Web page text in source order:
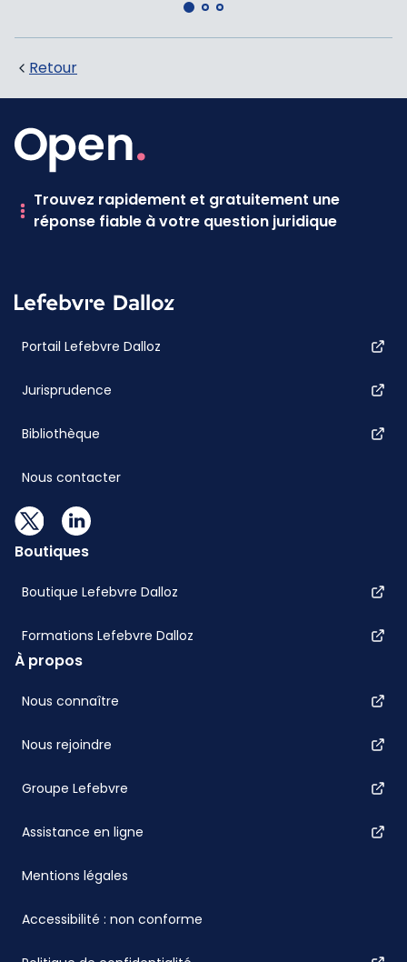
Retour
Trouvez rapidement et gratuitement une
réponse fiable à votre question juridique
Portail Lefebvre Dalloz
Jurisprudence
Bibliothèque
Nous contacter
Boutiques
Boutique Lefebvre Dalloz
Formations Lefebvre Dalloz
À propos
Nous connaître
Nous rejoindre
Groupe Lefebvre
Assistance en ligne
Mentions légales
Accessibilité : non conforme